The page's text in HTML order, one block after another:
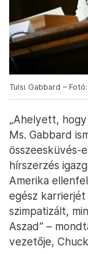
Tulsi Gabbard –
„Ahelyett,
Ms. Gabbard
összeesküvés-
hírszerzés
Amerika
egész
szimpatizált,
Aszad” –
vezetője,